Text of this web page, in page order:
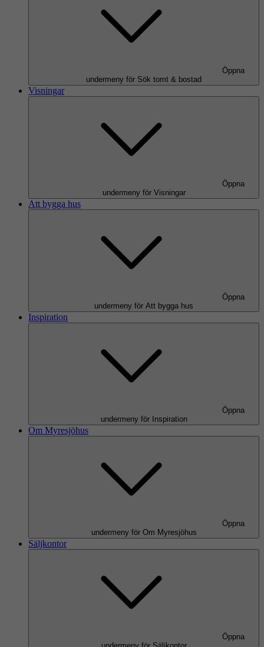
Öppna
undermeny för Sök tomt & bostad
Visningar
Öppna
undermeny för Visningar
Att bygga hus
Öppna
undermeny för Att bygga hus
Inspiration
Öppna
undermeny för Inspiration
Om Myresjöhus
Öppna
undermeny för Om Myresjöhus
Säljkontor
Öppna